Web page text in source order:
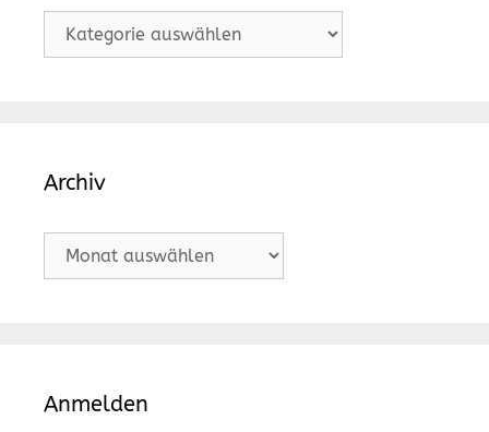
Kategorien
Archiv
Archiv
Anmelden